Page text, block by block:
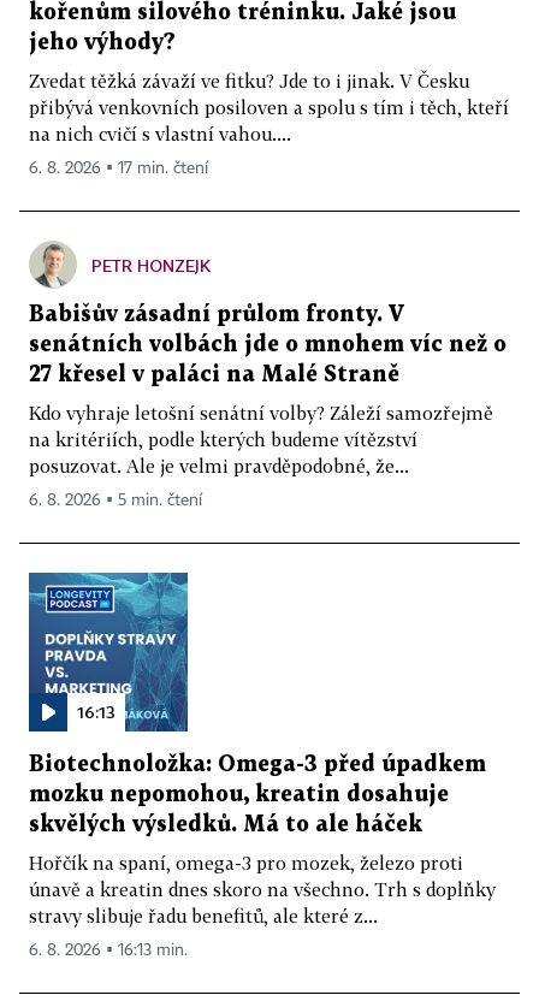
kořenům silového tréninku. Jaké jsou
jeho výhody?
Zvedat těžká závaží ve fitku? Jde to i jinak. V Česku
přibývá venkovních posiloven a spolu s tím i těch, kteří
na nich cvičí s vlastní vahou....
6. 8. 2026 ▪ 17 min. čtení
PETR HONZEJK
Babišův zásadní průlom fronty. V
senátních volbách jde o mnohem víc než o
27 křesel v paláci na Malé Straně
Kdo vyhraje letošní senátní volby? Záleží samozřejmě
na kritériích, podle kterých budeme vítězství
posuzovat. Ale je velmi pravděpodobné, že...
6. 8. 2026 ▪ 5 min. čtení
16:13
Biotechnoložka: Omega-3 před úpadkem
mozku nepomohou, kreatin dosahuje
skvělých výsledků. Má to ale háček
Hořčík na spaní, omega-3 pro mozek, železo proti
únavě a kreatin dnes skoro na všechno. Trh s doplňky
stravy slibuje řadu benefitů, ale které z...
6. 8. 2026 ▪ 16:13 min.